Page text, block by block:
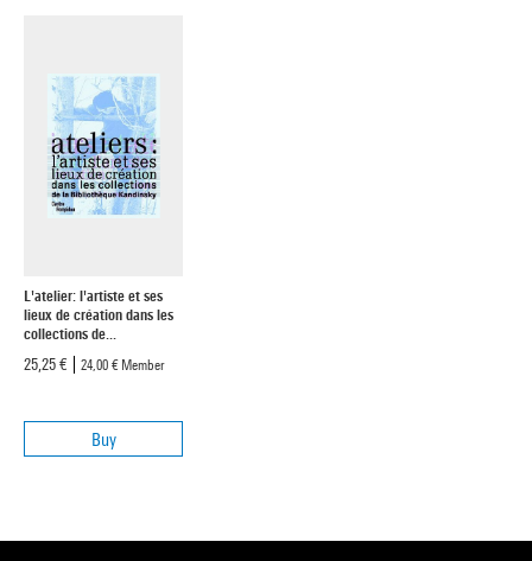
L'atelier: l'artiste et ses
lieux de création dans les
collections de...
25,25 €
24,00 € Member
Buy